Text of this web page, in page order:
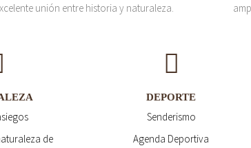
unión entre historia y naturaleza.
de
DEPORTE
Senderismo
Agenda Deportiva